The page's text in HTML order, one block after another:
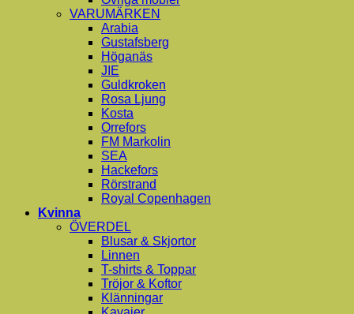
VARUMÄRKEN
Arabia
Gustafsberg
Höganäs
JIE
Guldkroken
Rosa Ljung
Kosta
Orrefors
FM Markolin
SEA
Hackefors
Rörstrand
Royal Copenhagen
Kvinna
ÖVERDEL
Blusar & Skjortor
Linnen
T-shirts & Toppar
Tröjor & Koftor
Klänningar